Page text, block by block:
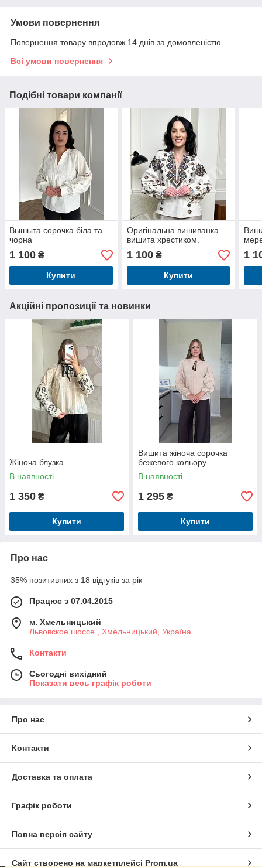
Умови повернення
Повернення товару впродовж 14 днів за домовленістю
Всі умови повернення
Подібні товари компанії
Вышыта сорочка біла та
чорна
1 100 ₴
Купити
Оригінальна вишиванка
вишита хрестиком.
1 100₴
Купити
1
Акційні пропозиції та новинки
Жіноча блузка.
В наявності
1 350 ₴
Купити
Вишита жіноча сорочка
бежевого кольору
В наявності
1 295 ₴
Купити
Про нас
35% позитивних з 18 відгуків за рік
Працює з 07.04.2015
м. Хмельницький
Львовское шоссе , Хмельницький, Україна
Контакти
Сьогодні вихідний
Показати весь графік роботи
Про нас
Контакти
Доставка та оплата
Графік роботи
Повна версія сайту
Сайт створено на маркетплейсі Prom.ua